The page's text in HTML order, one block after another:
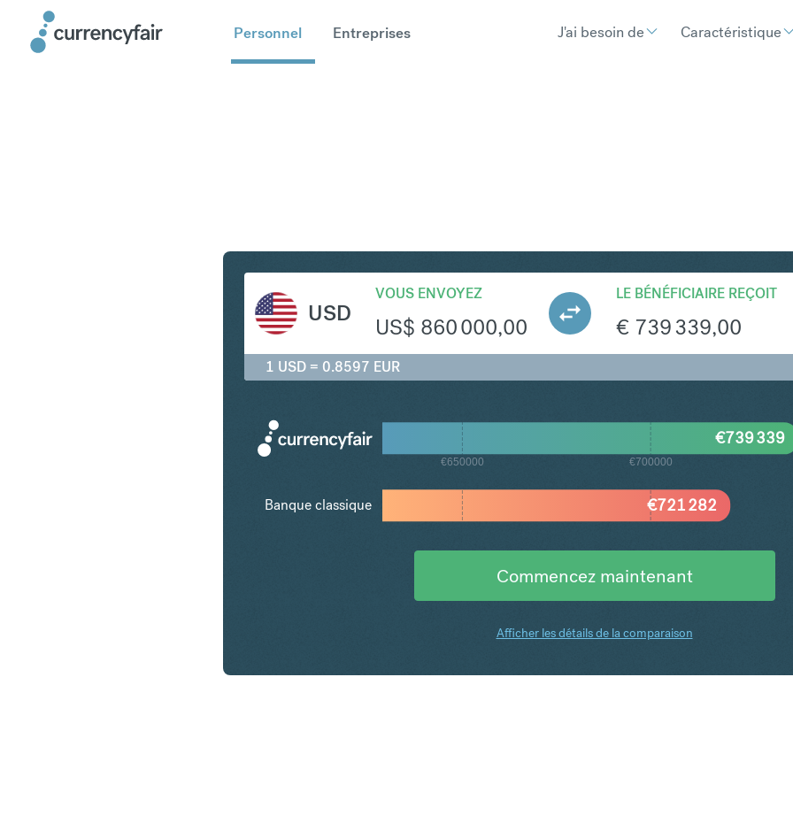
Personnel Entreprises J'ai besoin de Caractéristique
USD
VOUS ENVOYEZ
US$ 860 000,00
LE BÉNÉFICIAIRE REÇOIT
€ 739 339,00
1 USD = 0.8597 EUR
€650000 €700000
€721 282
€739 339
Banque classique
Commencez maintenant
Afficher les détails de la comparaison